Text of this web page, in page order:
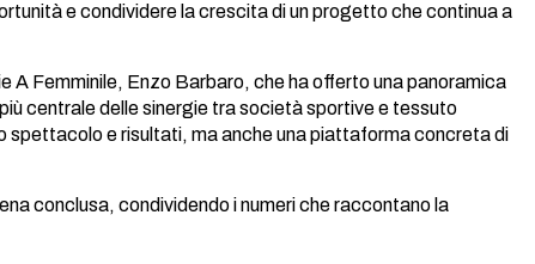
e condividere la crescita di un progetto che continua a
A Femminile, Enzo Barbaro, che ha offerto una panoramica
centrale delle sinergie tra società sportive e tessuto
spettacolo e risultati, ma anche una piattaforma concreta di
conclusa, condividendo i numeri che raccontano la